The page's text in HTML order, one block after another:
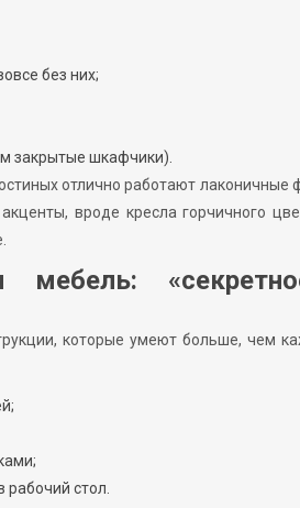
без них;
закрытые шкафчики).
отлично работают лаконичные
вроде кресла горчичного
мебель:
которые умеют больше, чем
стол.